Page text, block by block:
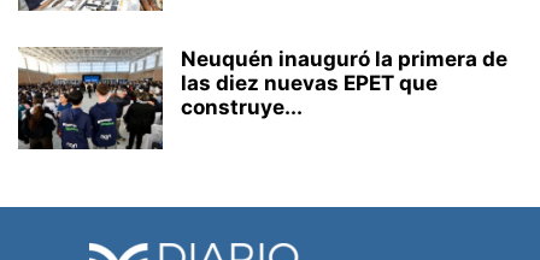
Neuquén inauguró la primera de
las diez nuevas EPET que
construye...